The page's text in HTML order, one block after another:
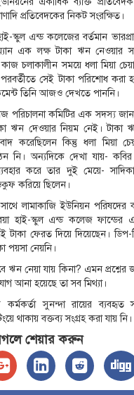
প্রতিবেদকের নিকট সংরক্ষিত।
স্কুল এন্ড কলেজের বর্তমান
এক লক্ষ টাকা ঋন নেওয়ার
চলাকালীন সময়ে ধলা মিয়া
সেই টাকা পরিশোধ করা
তিনি আজও দেখতে পাননি।
পরিচালনা কমিটির এক সদস্য
ঋন দেওয়ার নিয়ম নেই। টাকা
করেছিলেন কিন্তু ধলা মিয়া
নি। অন্যদিকে দেখা যায়-
করে তার দুই মেয়ে-
করিয়ে ছিলেন।
লামাকাজি ইউনিয়ন পরিষদের
হাই-স্কুল এন্ড কলেজ
টাকা ফেরত দিয়ে দিয়েছেন।
পয়সা নেয়নি।
ঋন নেয়া যায় কিনা? এমন প্রশ্নের
আনা হয়েছে তা সব মিথ্যা।
কর্মকর্তা সুনন্দা রায়ের
থাকায় বক্তব্য সংগ্রহ করা যায় নি।
শেয়ার করুন